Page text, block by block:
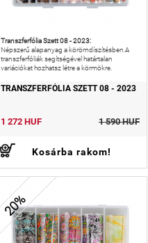
Transzferfólia Szett 08 - 2023:
Népszerű alapanyag a körömdíszítésben.A
transzferfóliák segítségével határtalan
variációkat hozhatsz létre a körmökre.
TRANSZFERFÓLIA SZETT 08 - 2023
1 272 HUF 1 590 HUF
Kosárba rakom!
20%